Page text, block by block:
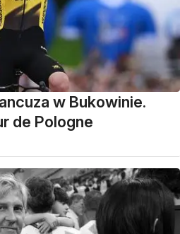
w Bukowinie.
de Pologne